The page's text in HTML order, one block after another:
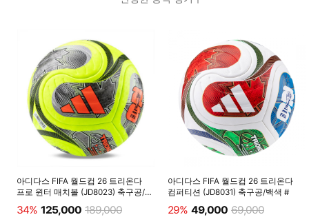
아디다스 FIFA 월드컵 26 트리온다
프로 윈터 매치볼 (JD8023) 축구공/
34% 125,000 189,000
아디다스 FIFA 월드컵 26 트리온다
컴퍼티션 (JD8031) 축구공/백색 #
29% 49,000 69,000